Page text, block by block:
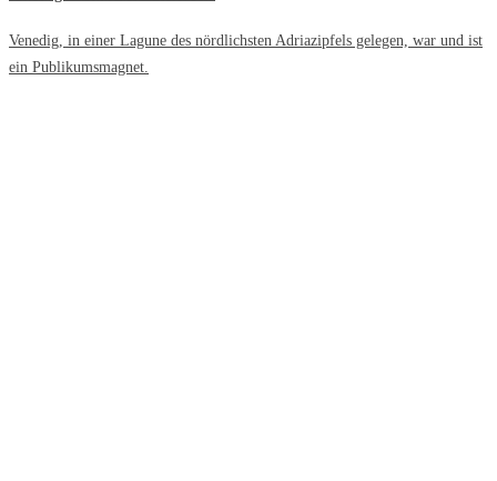
Venedig, in einer Lagune des nördlichsten Adriazipfels gelegen, war und ist
ein Publikumsmagnet.